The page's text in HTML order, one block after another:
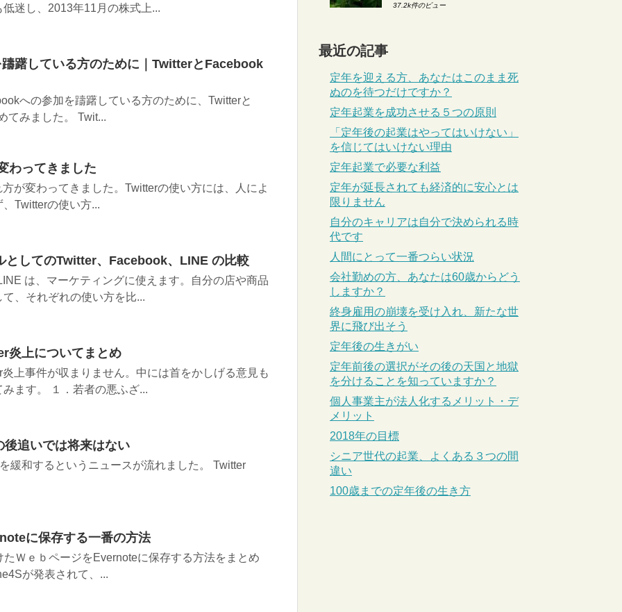
迷し、2013年11月の株式上...
躇している方のために｜TwitterとFacebook
への参加を躊躇している方のために、Twitterと
てみました。 Twit...
わってきました
が変わってきました。Twitterの使い方には、人によ
Twitterの使い方...
としてのTwitter、Facebook、LINE の比較
は、マーケティングに使えます。自分の店や商品
、それぞれの使い方を比...
炎上についてまとめ
上事件が収まりません。中には首をかしげる意見も
ます。 １．若者の悪ふざ...
追いでは将来はない
緩和するというニュースが流れました。 Twitter
に保存する一番の方法
ＷｅｂページをEvernoteに保存する方法をまとめ
が発表されて、...
37.2k件のビュー
最近の記事
定年を迎える方、あなたはこのまま死
ぬのを待つだけですか？
定年起業を成功させる５つの原則
「定年後の起業はやってはいけない」
を信じてはいけない理由
定年起業で必要な利益
定年が延長されても経済的に安心とは
限りません
自分のキャリアは自分で決められる時
代です
人間にとって一番つらい状況
会社勤めの方、あなたは60歳からどう
しますか？
終身雇用の崩壊を受け入れ、新たな世
界に飛び出そう
定年後の生きがい
定年前後の選択がその後の天国と地獄
を分けることを知っていますか？
個人事業主が法人化するメリット・デ
メリット
2018年の目標
シニア世代の起業、よくある３つの間
違い
100歳までの定年後の生き方